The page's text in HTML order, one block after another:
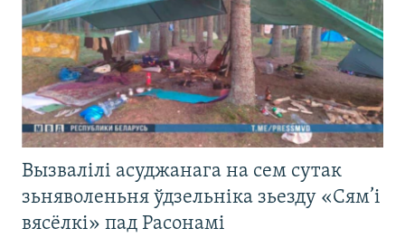
Вызвалілі асуджанага на сем сутак
зьняволеньня ўдзельніка зьезду «Сям’і
вясёлкі» пад Расонамі